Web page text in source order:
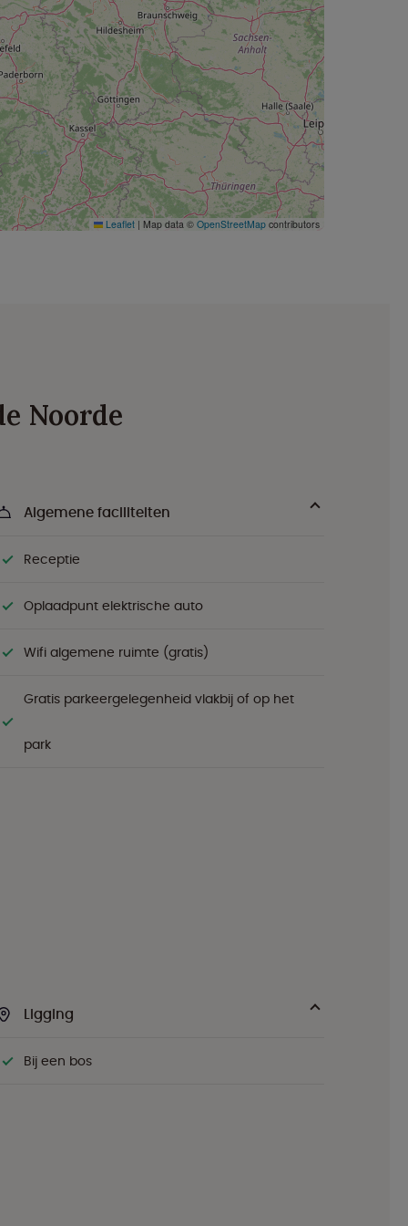
Leaflet | Map data © OpenStreetMap contributors
Noorde
Algemene faciliteiten
Receptie
Oplaadpunt elektrische auto
Wifi algemene ruimte (gratis)
Gratis parkeergelegenheid vlakbij of op het
park
Ligging
Bij een bos